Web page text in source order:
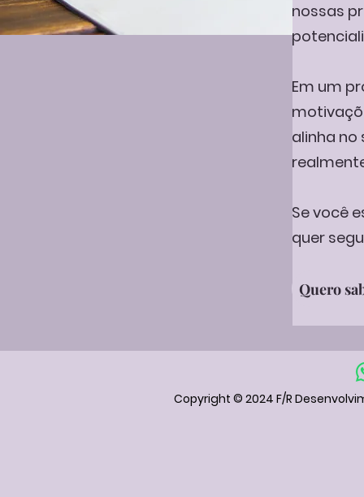
nossas
Em um
alinha no
Se você
quer
Quero
Copyright © 2024 F/R